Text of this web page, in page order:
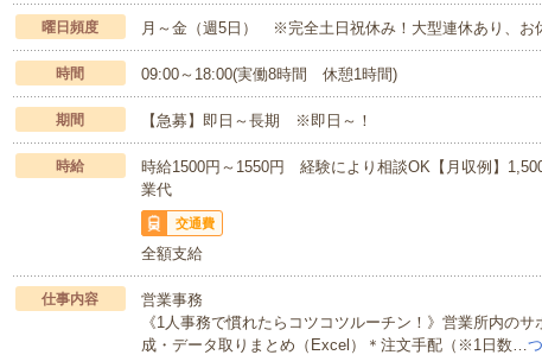
曜日頻度 月～金（週5日） ※完全土日祝休み！大型連休あり、お
時間 09:00～18:00(実働8時間 休憩1時間)
期間 【急募】即日～長期 ※即日～！
時給
時給1500円～1550円 経験により相談OK【月収例】
業代
交通費
全額支給
仕事内容
営業事務
《1人事務で慣れたらコツコツルーチン！》営業所内の
成・データ取りまとめ（Excel）＊注文手配（※1日数…